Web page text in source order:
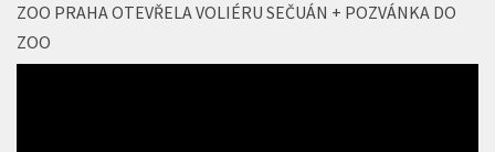
ZOO PRAHA OTEVŘELA VOLIÉRU SEČUÁN + POZVÁNKA DO
ZOO